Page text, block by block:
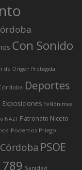
Con Sonido
de Origen Protegida
Deportes
Exposiciones feNónimas
NAZT Patronato Niceto
Podemos Priego
PSOE
Sanidad